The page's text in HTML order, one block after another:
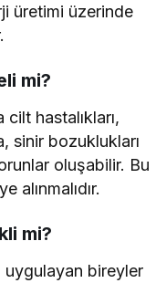
üretimi üzerinde
mi?
hastalıkları,
sinir bozuklukları
oluşabilir. Bu
alınmalıdır.
mi?
uygulayan bireyler